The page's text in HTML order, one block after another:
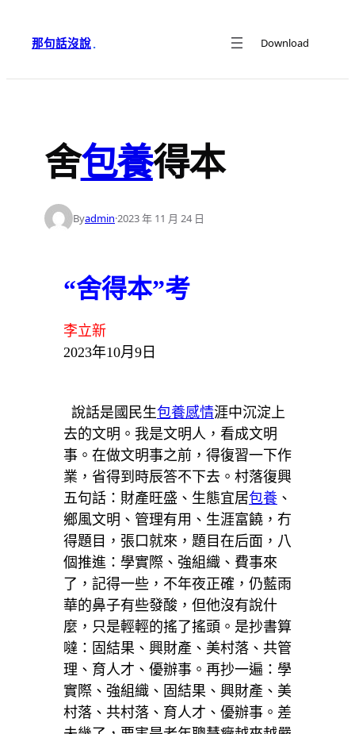
內
那句話沒說· Download
舍包養得本
Byadmin·2023 年 11 月 24 日
“舍得本”考
李立新
2023年10月9日
說話是國民生包養感情涯中沉淀上
去的文明。我是文明人，看成文明
事。在做文明事之前，得復習一下作
業，省得到時辰答不下去。村落復興
五句話：財產旺盛、生態宜居包養 、
鄉風文明、管理有用、生涯富饒，冇
得題目，張口就來，題目在后面，八
個推進：學實際、強組織、費事來
了，記得一些，不年夜正確，仍藍雨
華的鼻子有些發酸，但他沒有說什
麼，只是輕輕的搖了搖頭。是抄書算
噠：固結果、興財產、美村落、共管
理、育人才、優辦事。再抄一遍：學
實際、強組織、固結果、興財產、美
村落、共村落、育人才、優辦事。差